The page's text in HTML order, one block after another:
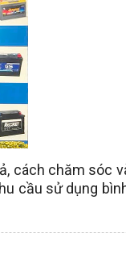
cách chăm sóc
cầu sử dụng